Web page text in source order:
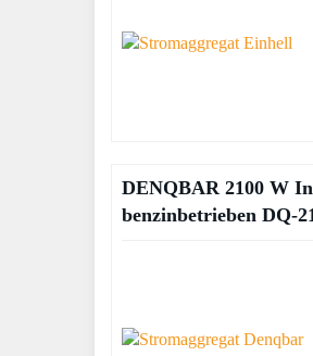
DENQBAR 2100 W
benzinbetrieben DQ-